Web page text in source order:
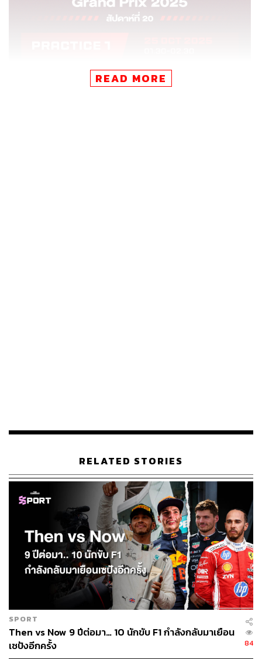
ABOUT THE AUTHOR
สมศักดิ์ จันทวิชชประภา
โปรดิวเซอร์ คอลัมนิสต์ และบรรณาธิการ ผู้
หลงใหลในความตื่นเต้นของกีฬาและความ
สงบของการอ่านหนังสือเงียบๆ
READ MORE
RELATED STORIES
SPORT
Then vs Now 9 ปีต่อมา… 10 นักขับ F1 กำลังกลับมาเยือน
เซปังอีกครั้ง
84